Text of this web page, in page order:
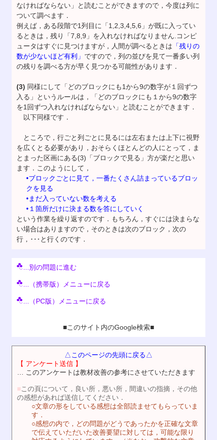
なければならない」と読むことができますので，今度は列に
ついて調べます．
例えば，ある段階で1列目に「1,2,3,4,5,6」が既に入ってい
るときは，残り「7,8,9」を入れなければなりません.コンピ
ュータはすぐに見つけますが，人間が調べるときは 「残りの
数が少ないほど有利」 ですので，列の並びを見て一番多い列
の残りを調べる方が早く見つかる可能性があります．
(3) 同様にして「どのブロックにも1から9の数字が１回ずつ
入る」というルールは，「どのブロックにも１から9の数字
を1回ずつ入れなければならない」と読むことができます．
以下同様です．
ところで，行ごと列ごとに見るには左右または上下に視野
を広くとる必要があり，おそらくほとんどの人にとって，ま
とまった区画にある(3)「ブロックで見る」方が楽だと思い
ます．このようにして，
•ブロックごとに見て，一番たくさん詰まっているブロッ
クを見る
•まだ入っていない数を考える
•１箇所だけに決まる数を答にしていく
という作業を繰り返すのです．もちろん，すぐには決まらな
い場合はありますので，そのときは次のブロック，次の
行，･･･と行くのです．
...別の問題に進む
...（携帯版）メニューに戻る
...（PC版）メニューに戻る
■このサイト内のGoogle検索■
△このページの先頭に戻る△
【 アンケート送信 】
… このアンケートは教材改善の参考にさせていただきます
■この頁について，良い所，悪い所，間違いの指摘，その他
の感想があれば送信してください．
○文章の形をしている感想は全部読ませてもらっていま
す．
○感想の内で，どの問題がどうであったかを正確な文章
で伝えていただいた改善要望に対しては，可能な限り